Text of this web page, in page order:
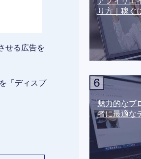
せる広告を
「ディスプ
り方｜稼ぐ
魅力的なブ
者に最適な